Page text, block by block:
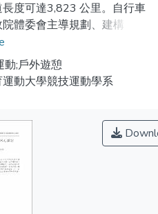
度可達3,823 公里。自行車
體委會主導規劃、建構，並
部、內政部營建署、環保
動相關措施。近年政府各部
與評比，更結合資訊系統及
一、加強自行車硬體建設及配
兼顧法律及教育層面、三、發
設。若能在各個面向間取得平
構完成自行車島的理想將越來
動;戶外遊憩
動大學競技運動學系